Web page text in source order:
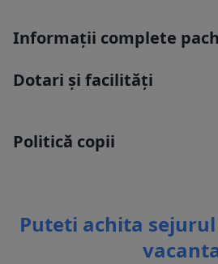
Informații complete
Dotari și facilități
Politică copii
Puteti achita